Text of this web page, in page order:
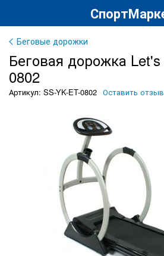
Беговые дорожки
Беговая дорожка
0802
Артикул: SS-YK-ET-0802 Оставить отзыв